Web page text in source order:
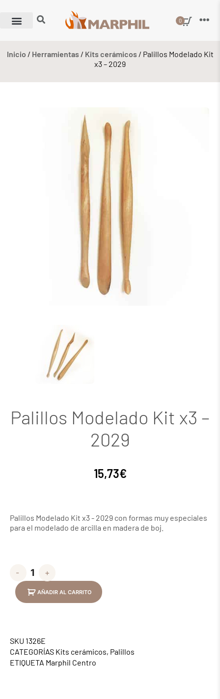
0
Inicio / Herramientas/ Kits cerámicos/ Palillos Modelado Kit
x3 – 2029
Palillos Modelado Kit x3 –
2029
15,73€
Palillos Modelado Kit x3 - 2029 con formas muy especiales
para el modelado de arcilla en madera de boj.
- +
AÑADIR AL CARRITO
SKU 1326E
CATEGORÍAS Kits cerámicos, Palillos
ETIQUETA Marphil Centro